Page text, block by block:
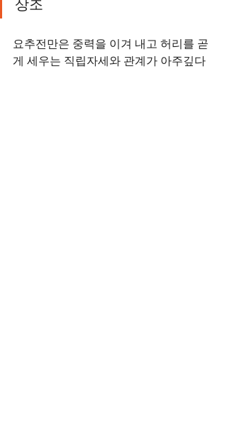
상조
요추전만은 중력을 이겨 내고 허리를 곧
게 세우는 직립자세와 관계가 아주깊다